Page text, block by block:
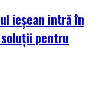
ieșean intră în
pentru